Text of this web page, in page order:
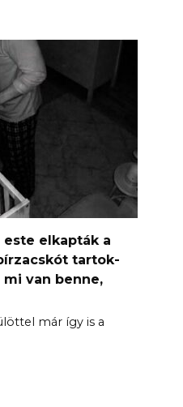
elkapták a
tartok-
van benne,
már így is a